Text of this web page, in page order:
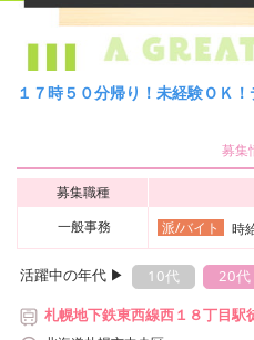
１７時５０分帰り！未経験ＯＫ！
募集
募集職種
一般事務
派/バイト 時
活躍中の年代 ▶︎ 10代 20代
札幌地下鉄東西線西１８丁目駅